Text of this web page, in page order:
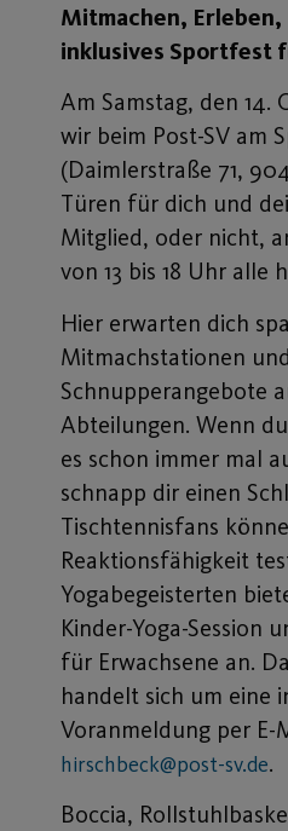
Mitmachen,
inklusives Sportfest
Am Samstag, den 14.
wir beim Post-SV am
(Daimlerstraße 71,
Türen für dich und
Mitglied, oder nicht,
von 13 bis 18 Uhr alle
Hier erwarten dich
Mitmachstationen und
Schnupperangebote
Abteilungen. Wenn
es schon immer mal
schnapp dir einen
Tischtennisfans
Reaktionsfähigkeit
Yogabegeisterten
Kinder-Yoga-Session
für Erwachsene an.
handelt sich um eine
Voranmeldung per E-
hirschbeck@post-sv.de.
Boccia,